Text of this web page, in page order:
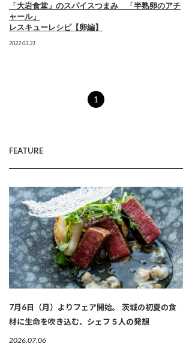
「大岩食堂」のスパイスつまみ 「半熟卵のアチ
ャール」
レスキューレシピ【卵編】
2022.03.31
1
FEATURE
7月6日（月）よりフェア開始。 茨城の初夏の食
材に生命を吹き込む、シェフ５人の発想
2026.07.06